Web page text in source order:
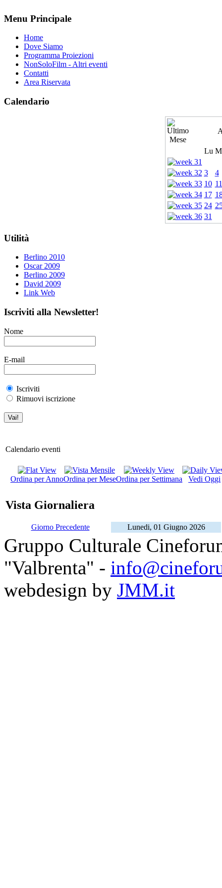
Menu Principale
Home
Dove Siamo
Programma Proiezioni
NonSoloFilm - Altri eventi
Contatti
Area Riservata
Calendario
Lu
3
4
10 11
17
24
31
Utilità
Berlino 2010
Oscar 2009
Berlino 2009
David 2009
Link Web
Iscriviti alla Newsletter!
Nome
E-mail
Iscriviti
Rimuovi iscrizione
Calendario eventi
Ordina per AnnoOrdina per MeseOrdina per Settimana Vedi Oggi
Vista Giornaliera
Giorno Precedente Lunedi, 01 Giugno 2026
Gruppo Culturale
"Valbrenta" -
webdesign by JMM.it